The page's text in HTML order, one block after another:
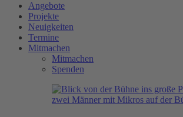
Angebote
Projekte
Neuigkeiten
Termine
Mitmachen
Mitmachen
Spenden